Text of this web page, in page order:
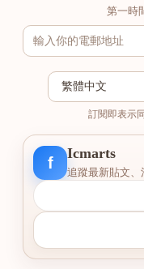
第一時
訂閱即表示
f
Icmarts
追蹤最新貼文、